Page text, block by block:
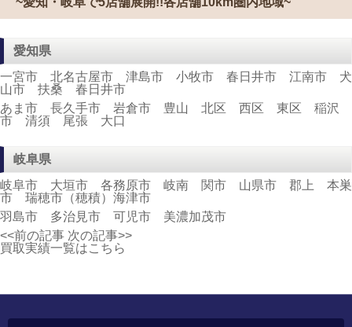
愛知県
一宮市 北名古屋市 津島市 小牧市 春日井市 江南市 犬
山市 扶桑 春日井市
あま市 長久手市 岩倉市 豊山 北区 西区 東区 稲沢
市 清須 尾張 大口
岐阜県
岐阜市 大垣市 各務原市 岐南 関市 山県市 郡上 本巣
市 瑞穂市（穂積）海津市
羽島市 多治見市 可児市 美濃加茂市
<<前の記事 次の記事>>
買取実績一覧はこちら